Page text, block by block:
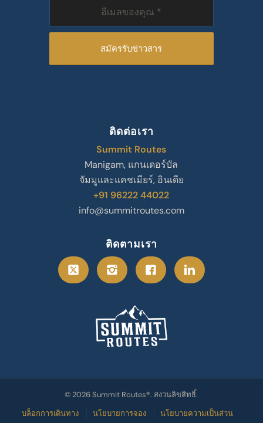
ติดต่อเรา
Summit Routes
Manigam, แกนเดอร์บัล
จัมมูและแคชเมียร์, อินเดีย
+91 96222 44022
info@summitroutes.com
ติดตามเรา
© 2026 Summit Routes®. สงวนลิขสิทธิ์.
บล็อกการเดินทาง
นโยบายการจอง นโยบายความเป็นส่วน